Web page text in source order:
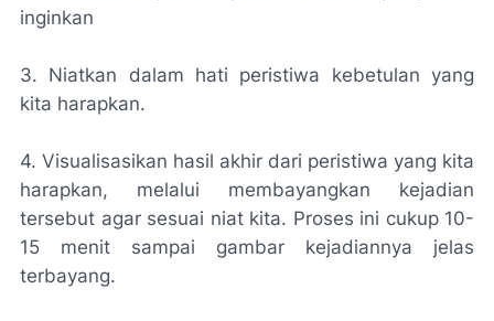
inginkan
3. Niatkan dalam hati peristiwa kebetulan yang
kita harapkan.
4. Visualisasikan hasil akhir dari peristiwa yang kita
harapkan, melalui membayangkan kejadian
tersebut agar sesuai niat kita. Proses ini cukup 10-
15 menit sampai gambar kejadiannya jelas
terbayang.